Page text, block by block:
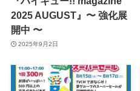
2025 AUGUST』〜 強化展
開中 〜
2025年9月2日